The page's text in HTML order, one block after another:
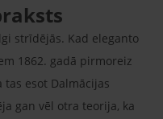
strīdējās. Kad eleganto
1862. gadā pirmoreiz
tas esot Dalmācijas
gan vēl otra teorija, ka